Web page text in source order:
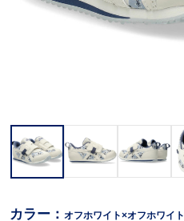
カラー： オフホワイト×オフホワイト